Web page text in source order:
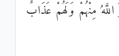
مِنْهُمْ وَلَهُمْ عَذَابٌ